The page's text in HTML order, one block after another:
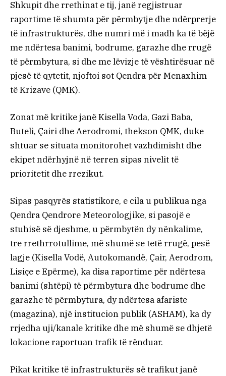
Shkupit dhe rrethinat e tij, janë regjistruar
raportime të shumta për përmbytje dhe ndërprerje
të infrastrukturës, dhe numri më i madh ka të bëjë
me ndërtesa banimi, bodrume, garazhe dhe rrugë
të përmbytura, si dhe me lëvizje të vështirësuar në
pjesë të qytetit, njoftoi sot Qendra për Menaxhim
të Krizave (QMK).
Zonat më kritike janë Kisella Voda, Gazi Baba,
Buteli, Çairi dhe Aerodromi, thekson QMK, duke
shtuar se situata monitorohet vazhdimisht dhe
ekipet ndërhyjnë në terren sipas nivelit të
prioritetit dhe rrezikut.
Sipas pasqyrës statistikore, e cila u publikua nga
Qendra Qendrore Meteorologjike, si pasojë e
stuhisë së djeshme, u përmbytën dy nënkalime,
tre rrethrrotullime, më shumë se tetë rrugë, pesë
lagje (Kisella Vodë, Autokomandë, Çair, Aerodrom,
Lisiçe e Epërme), ka disa raportime për ndërtesa
banimi (shtëpi) të përmbytura dhe bodrume dhe
garazhe të përmbytura, dy ndërtesa afariste
(magazina), një institucion publik (ASHAM), ka dy
rrjedha uji/kanale kritike dhe më shumë se dhjetë
lokacione raportuan trafik të rënduar.
Pikat kritike të infrastrukturës së trafikut janë